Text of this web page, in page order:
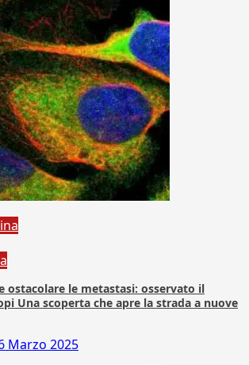
ostacolare le metastasi: osservato il
Una scoperta che apre la strada a nuove
Marzo 2025